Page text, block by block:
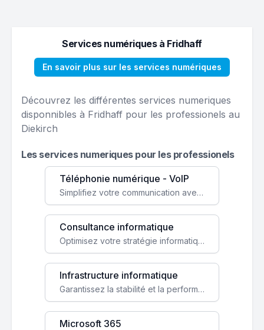
Services numériques à Fridhaff
En savoir plus sur les services numériques
Découvrez les différentes services numeriques
disponnibles à Fridhaff pour les professionels au
Diekirch
Les services numeriques pour les professionels
Téléphonie numérique - VoIP
Simplifiez votre communication avec une solution VoIP flexible, économique et adaptée à vos besoins professionnels.
Consultance informatique
Optimisez votre stratégie informatique avec l'expertise de nos consultants pour améliorer votre efficacité et sécurité.
Infrastructure informatique
Garantissez la stabilité et la performance de votre entreprise avec une infrastructure IT sécurisée et évolutive.
Microsoft 365